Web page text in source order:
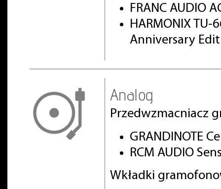
FRANC AUDIO
HARMONIX TU-
Anniversary
Analog
Przedwzmacniacz
GRANDINOTE
RCM AUDIO
Wkładki